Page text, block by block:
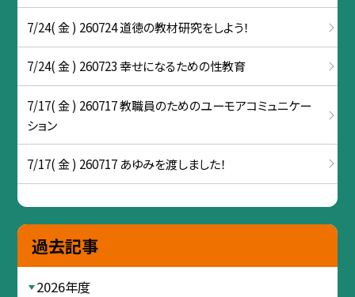
7/24( 金 ) 260724 道徳の教材研究をしよう！
7/24( 金 ) 260723 幸せになるための性教育
7/17( 金 ) 260717 教職員のためのユーモアコミュニケー
ション
7/17( 金 ) 260717 あゆみを渡しました！
過去記事
2026年度